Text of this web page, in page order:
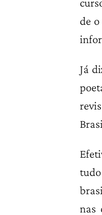
de
Já
tudo
nas